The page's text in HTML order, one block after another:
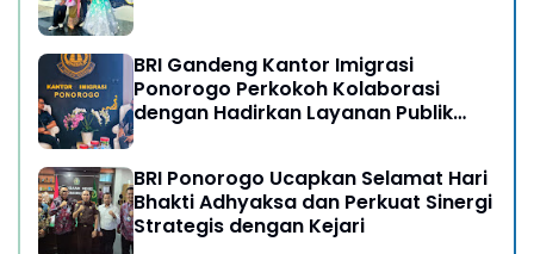
BRI Gandeng Kantor Imigrasi
Ponorogo Perkokoh Kolaborasi
dengan Hadirkan Layanan Publik
BRI Ponorogo Ucapkan Selamat Hari
Bhakti Adhyaksa dan Perkuat Sinergi
Strategis dengan Kejari